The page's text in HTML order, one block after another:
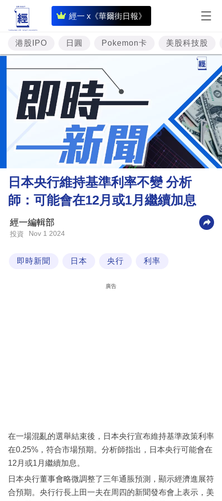
經一 x《華爾街日報》
即
時
財
經
專
題
投
資
樓
市
財
商
科
區
港股IPO 日圓 Pokemon卡 美股科技股
日本央行維持基準利率不變 分析
師：可能會在12月或1月繼續加息
經一編輯部
投資 Nov 1 2024
即時新聞 日本 央行 利率
廣告
在一場混亂的選舉結束後，日本央行宣布維持基準政策利率
在0.25%，符合市場預期。分析師指出，日本央行可能會在
12月或1月繼續加息。
日本央行董事會略微調整了三年通脹預測，顯示經濟進展符
合預期。央行行長上田一夫在周四的新聞發布會上表示，美